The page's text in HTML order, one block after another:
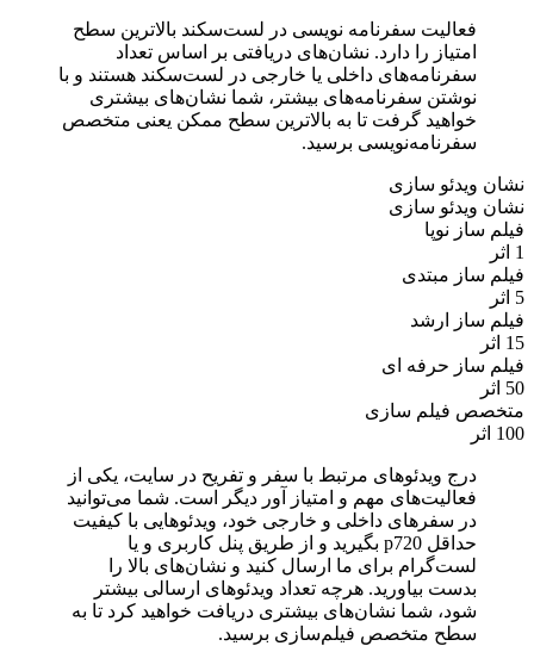
فعالیت سفرنامه نویسی در لست‌سکند بالاترین سطح
امتیاز را دارد. نشان‌های دریافتی بر اساس تعداد
سفرنامه‌های داخلی یا خارجی در لست‌سکند هستند و با
نوشتن سفرنامه‌های بیشتر، شما نشان‌های بیشتری
خواهید گرفت تا به بالاترین سطح ممکن یعنی متخصص
سفرنامه‌نویسی برسید.
نشان ویدئو سازی
نشان ویدئو سازی
فیلم ساز نوپا
1 اثر
فیلم ساز مبتدی
5 اثر
فیلم ساز ارشد
15 اثر
فیلم ساز حرفه ای
50 اثر
متخصص فیلم سازی
100 اثر
درج ویدئوهای مرتبط با سفر و تفریح در سایت، یکی از
فعالیت‌های مهم و امتیاز آور دیگر است. شما می‌توانید
در سفرهای داخلی و خارجی خود، ویدئوهایی با کیفیت
حداقل p720 بگیرید و از طریق پنل کاربری و یا
لست‌گرام برای ما ارسال کنید و نشان‌های بالا را
بدست بیاورید. هرچه تعداد ویدئوهای ارسالی بیشتر
شود، شما نشان‌های بیشتری دریافت خواهید کرد تا به
سطح متخصص فیلم‌سازی برسید.